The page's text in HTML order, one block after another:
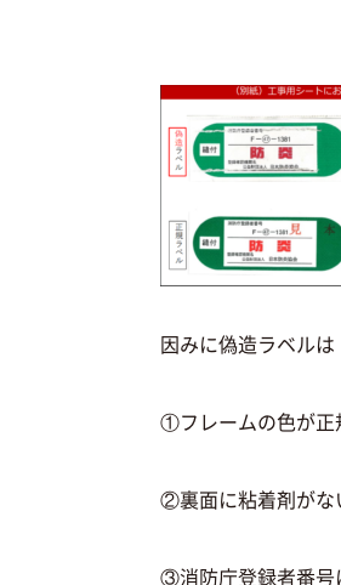
因みに偽造ラベルは
①フレームの色が正
②裏面に粘着剤がな
③消防庁登録者番号